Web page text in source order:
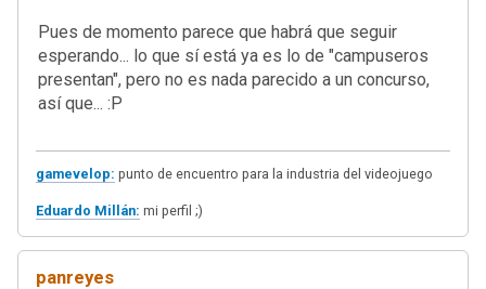
Pues de momento parece que habrá que seguir
esperando... lo que sí está ya es lo de "campuseros
presentan", pero no es nada parecido a un concurso,
así que... :P
gamevelop: punto de encuentro para la industria del videojuego
Eduardo Millán: mi perfil ;)
panreyes